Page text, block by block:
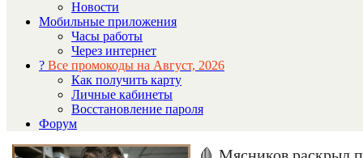
Новости
Мобильные приложения
Часы работы
Через интернет
? Все промокоды на Август, 2026
Как получить карту
Личные кабинеты
Восстановление пароля
Форум